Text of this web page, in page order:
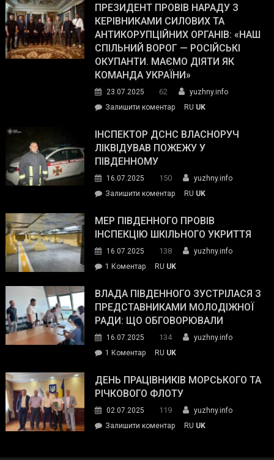
Street
Journal.
Південному
працівникам
ОПЗ
з
матеріального
резерву
гуманітарну
допомогу
ПРЕЗИДЕНТ ПРОВІВ НАРАДУ З
КЕРІВНИКАМИ СИЛОВИХ ТА
АНТИКОРУПЦІЙНИХ ОРГАНІВ: «НАШ
СПІЛЬНИЙ ВОРОГ — РОСІЙСЬКІ
ОКУПАНТИ. МАЄМО ДІЯТИ ЯК
КОМАНДА УКРАЇНИ»
23.07.2025 62
yuzhny.info
Залишити коментарon
провів
нараду
силових
та
органів:
«Наш
спільний
окупанти.
Маємо
діяти
команда
RU UK
ІНСПЕКТОР ДСНС ВЛАСНОРУЧ
ЛІКВІДУВАВ ПОЖЕЖУ У
ПІВДЕННОМУ
16.07.2025 150
yuzhny.info
Залишити коментарon
ДСНС
власноруч
пожежу
у
RU UK
МЕР ПІВДЕННОГО ПРОВІВ
ІНСПЕКЦІЮ ШКІЛЬНОГО УКРИТТЯ
16.07.2025 138
yuzhny.info
1 Коментардо
Південного
провів
інспекцію
укриття
RU UK
ВЛАДА ПІВДЕННОГО ЗУСТРІЛАСЯ З
ПРЕДСТАВНИКАМИ МОЛОДІЖНОЇ
РАДИ: ЩО ОБГОВОРЮВАЛИ
16.07.2025 134
yuzhny.info
1 Коментардо
Південного
зустрілася
представниками
молодіжної
RU UK
ДЕНЬ ПРАЦІВНИКІВ МОРСЬКОГО ТА
РІЧКОВОГО ФЛОТУ
02.07.2025 119
yuzhny.info
Залишити коментарon
RU UK